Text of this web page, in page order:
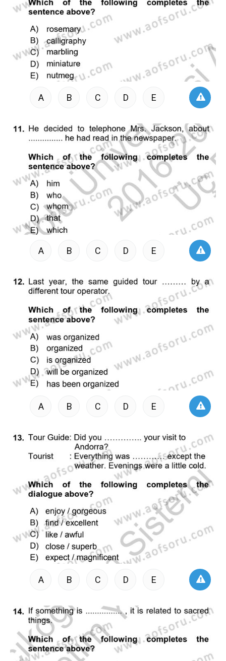
A B C D E
A B C D E
A B C D E
A B C D E